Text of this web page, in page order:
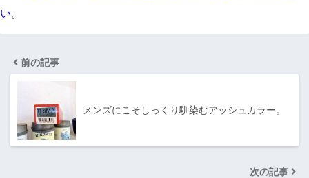
い。
前の記事
メンズにこそしっくり馴染むアッシュカラー。
次の記事